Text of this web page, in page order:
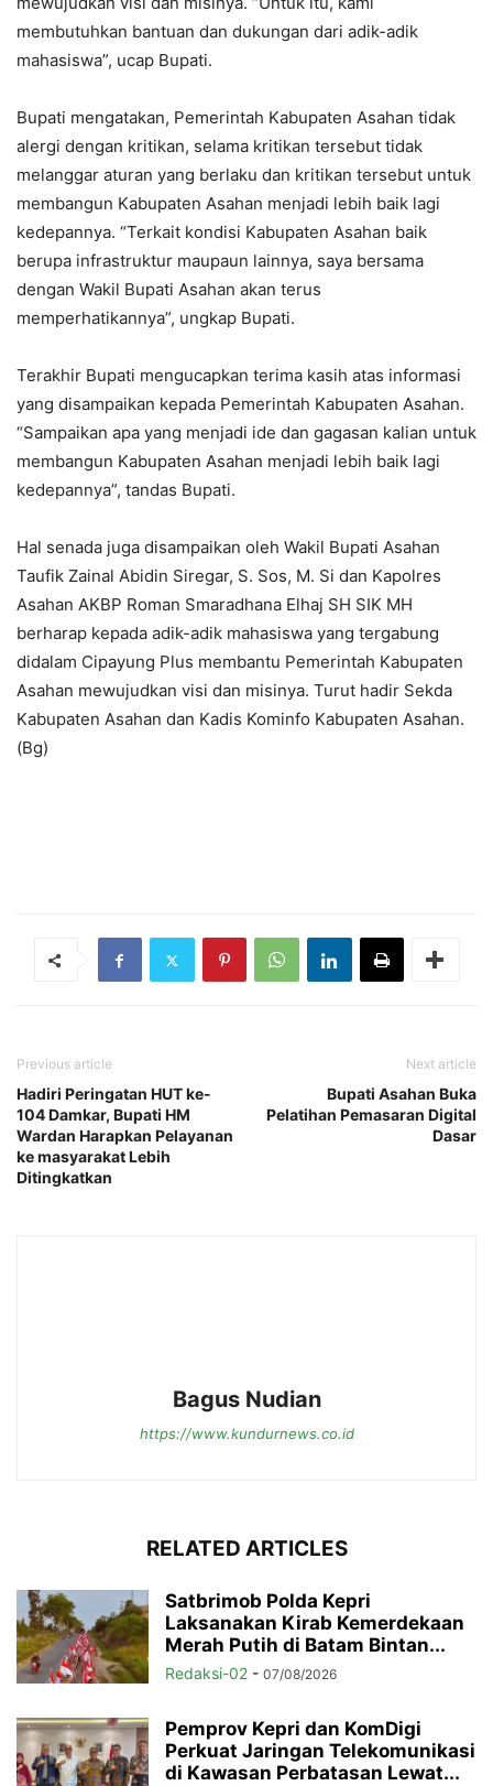
membutuhkan bantuan dan dukungan dari adik-adik
mahasiswa”, ucap Bupati.
Bupati mengatakan, Pemerintah Kabupaten Asahan tidak
alergi dengan kritikan, selama kritikan tersebut tidak
melanggar aturan yang berlaku dan kritikan tersebut untuk
membangun Kabupaten Asahan menjadi lebih baik lagi
kedepannya. “Terkait kondisi Kabupaten Asahan baik
berupa infrastruktur maupaun lainnya, saya bersama
dengan Wakil Bupati Asahan akan terus
memperhatikannya”, ungkap Bupati.
Terakhir Bupati mengucapkan terima kasih atas informasi
yang disampaikan kepada Pemerintah Kabupaten Asahan.
“Sampaikan apa yang menjadi ide dan gagasan kalian untuk
membangun Kabupaten Asahan menjadi lebih baik lagi
kedepannya”, tandas Bupati.
Hal senada juga disampaikan oleh Wakil Bupati Asahan
Taufik Zainal Abidin Siregar, S. Sos, M. Si dan Kapolres
Asahan AKBP Roman Smaradhana Elhaj SH SIK MH
berharap kepada adik-adik mahasiswa yang tergabung
didalam Cipayung Plus membantu Pemerintah Kabupaten
Asahan mewujudkan visi dan misinya. Turut hadir Sekda
Kabupaten Asahan dan Kadis Kominfo Kabupaten Asahan.
(Bg)
Previous article
Hadiri Peringatan HUT ke-
104 Damkar, Bupati HM
Wardan Harapkan Pelayanan
ke masyarakat Lebih
Ditingkatkan
Next article
Bupati Asahan Buka
Pelatihan Pemasaran Digital
Dasar
Bagus Nudian
https://www.kundurnews.co.id
RELATED ARTICLES
Satbrimob Polda Kepri
Laksanakan Kirab Kemerdekaan
Merah Putih di Batam Bintan...
Redaksi-02 - 07/08/2026
Pemprov Kepri dan KomDigi
Perkuat Jaringan Telekomunikasi
di Kawasan Perbatasan Lewat...